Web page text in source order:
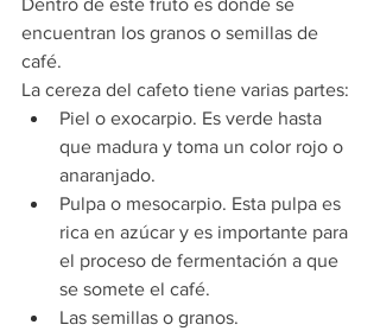
Dentro de este fruto es donde se
encuentran los granos o semillas de
La cereza del cafeto tiene varias partes:
Piel o exocarpio. Es verde hasta
que madura y toma un color rojo o
anaranjado.
Pulpa o mesocarpio. Esta pulpa es
rica en azúcar y es importante para
el proceso de fermentación a que
se somete el café.
Las semillas o granos.